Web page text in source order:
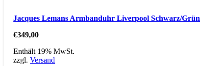
Jacques Lemans Armbanduhr Liverpool Schwarz/Grün
€349,00
Enthält 19% MwSt.
zzgl.Versand